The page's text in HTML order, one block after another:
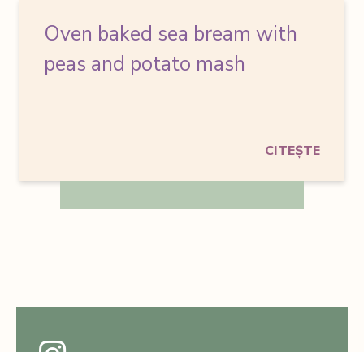
Oven baked sea bream with
peas and potato mash
CITEȘTE